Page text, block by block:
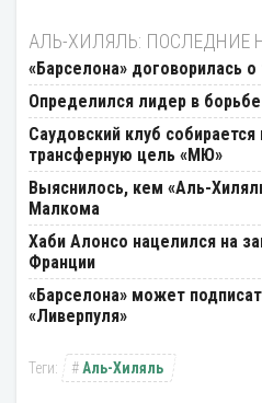
АЛЬ-ХИЛЯЛЬ: ПОСЛЕДНИЕ
«Барселона» договорилась
Определился лидер в
Саудовский клуб собирается
трансферную цель «МЮ»
Выяснилось, кем «Аль-
Малкома
Хаби Алонсо нацелился на
Франции
«Барселона» может
«Ливерпуля»
Аль-Хиляль